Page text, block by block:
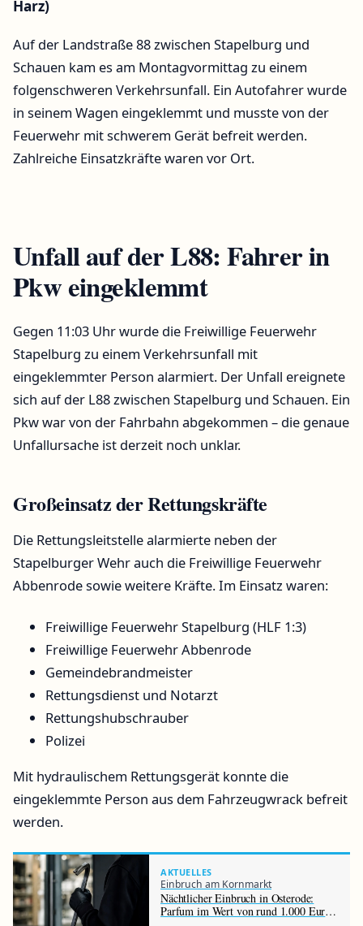
Harz)
Auf der Landstraße 88 zwischen Stapelburg und
Schauen kam es am Montagvormittag zu einem
folgenschweren Verkehrsunfall. Ein Autofahrer wurde
in seinem Wagen eingeklemmt und musste von der
Feuerwehr mit schwerem Gerät befreit werden.
Zahlreiche Einsatzkräfte waren vor Ort.
Unfall auf der L88: Fahrer in
Pkw eingeklemmt
Gegen 11:03 Uhr wurde die Freiwillige Feuerwehr
Stapelburg zu einem Verkehrsunfall mit
eingeklemmter Person alarmiert. Der Unfall ereignete
sich auf der L88 zwischen Stapelburg und Schauen. Ein
Pkw war von der Fahrbahn abgekommen – die genaue
Unfallursache ist derzeit noch unklar.
Großeinsatz der Rettungskräfte
Die Rettungsleitstelle alarmierte neben der
Stapelburger Wehr auch die Freiwillige Feuerwehr
Abbenrode sowie weitere Kräfte. Im Einsatz waren:
Freiwillige Feuerwehr Stapelburg (HLF 1:3)
Freiwillige Feuerwehr Abbenrode
Gemeindebrandmeister
Rettungsdienst und Notarzt
Rettungshubschrauber
Polizei
Mit hydraulischem Rettungsgerät konnte die
eingeklemmte Person aus dem Fahrzeugwrack befreit
werden.
AKTUELLES
Einbruch am Kornmarkt
Nächtlicher Einbruch in Osterode:
Parfum im Wert von rund 1.000 Euro